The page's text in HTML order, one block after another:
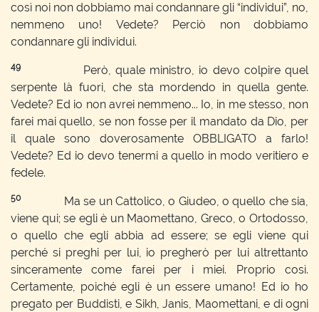
così noi non dobbiamo mai condannare gli “individui”, no,
nemmeno uno! Vedete? Perciò non dobbiamo
condannare gli individui.
49
Però, quale ministro, io devo colpire quel
serpente là fuori, che sta mordendo in quella gente.
Vedete? Ed io non avrei nemmeno... Io, in me stesso, non
farei mai quello, se non fosse per il mandato da Dio, per
il quale sono doverosamente OBBLIGATO a farlo!
Vedete? Ed io devo tenermi a quello in modo veritiero e
fedele.
50Ma se un Cattolico, o Giudeo, o quello che sia,
viene qui; se egli è un Maomettano, Greco, o Ortodosso,
o quello che egli abbia ad essere; se egli viene qui
perché si preghi per lui, io pregherò per lui altrettanto
sinceramente come farei per i miei. Proprio così.
Certamente, poiché egli è un essere umano! Ed io ho
pregato per Buddisti, e Sikh, Janis, Maomettani, e di ogni